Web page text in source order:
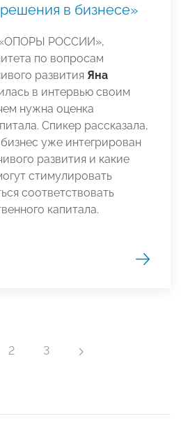
в бизнесе»
«ОПОРЫ РОССИИ»,
по вопросам
развития Яна
в интервью своим
нужна оценка
Спикер рассказала,
уже интегрирован
развития и какие
стимулировать
соответствовать
капитала.
2 3